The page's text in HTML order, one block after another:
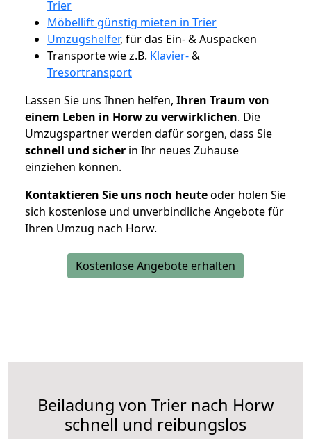
Trier
Möbellift günstig mieten in Trier
Umzugshelfer, für das Ein- & Auspacken
Transporte wie z.B. Klavier-&
Tresortransport
Lassen Sie uns Ihnen helfen, Ihren Traum von
einem Leben in Horw zu verwirklichen. Die
Umzugspartner werden dafür sorgen, dass Sie
schnell und sicher in Ihr neues Zuhause
einziehen können.
Kontaktieren Sie uns noch heuteoder holen Sie
sich kostenlose und unverbindliche Angebote für
Ihren Umzug nach Horw.
Kostenlose Angebote erhalten
Beiladung von Trier nach Horw
schnell und reibungslos